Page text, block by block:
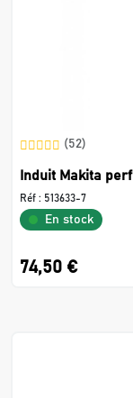
(52)
Induit Makita
Réf : 513633-7
En stock
74,50 €